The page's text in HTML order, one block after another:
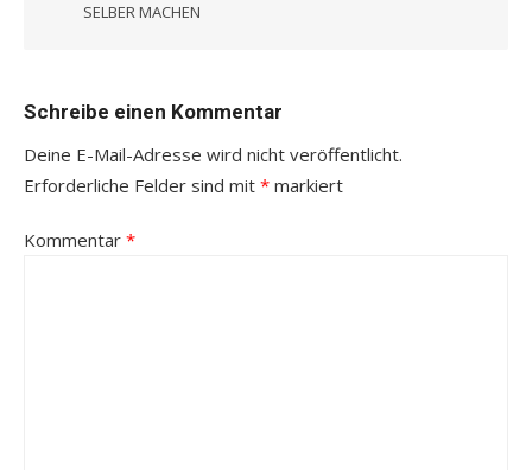
SELBER MACHEN
Schreibe einen Kommentar
Deine E-Mail-Adresse wird nicht veröffentlicht.
Erforderliche Felder sind mit * markiert
Kommentar *